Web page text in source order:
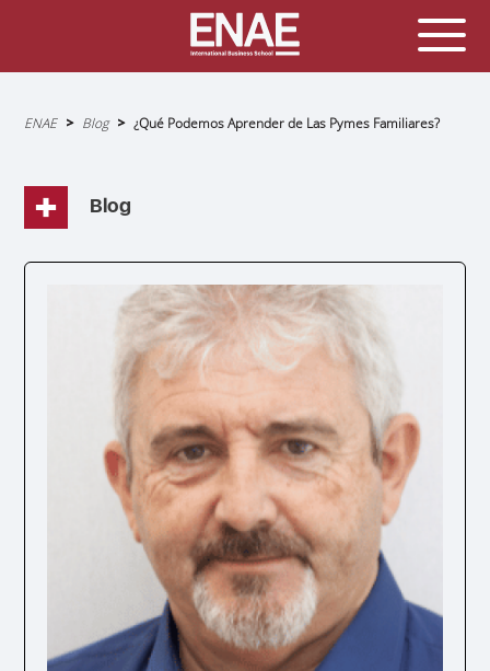
Sobrescribir
la
navegación
ENAE Blog ¿Qué Podemos Aprender de Las Pymes Familiares?
Blog